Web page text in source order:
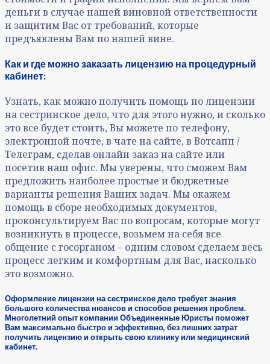
деньги в случае нашей виновной ответственности
и защитим Вас от требований, которые
предъявлены Вам по нашей вине.
Как и где можно заказать лицензию на процедурный
кабинет:
Узнать, как можно получить помощь по лицензии
на сестринское дело, что для этого нужно, и сколько
это все будет стоить, Вы можете по телефону,
электронной почте, в чате на сайте, в Вотсапп /
Телеграм, сделав онлайн заказ на сайте или
посетив наш офис. Мы уверены, что сможем Вам
предложить наиболее простые и бюджетные
варианты решения Ваших задач. Мы окажем
помощь в сборе необходимых документов,
проконсультируем Вас по вопросам, которые могут
возникнуть в процессе, возьмем на себя все
общение с госорганом – одним словом сделаем весь
процесс легким и комфортным для Вас, насколько
это возможно.
Оформление лицензии на сестринское дело требует знания
большого количества нюансов и способов решения проблем.
Многолетний опыт компании Объединенные Юристы поможет
Вам максимально быстро и эффективно, без лишних затрат
получить лицензию и открыть свою клинику или медицинский
кабинет.